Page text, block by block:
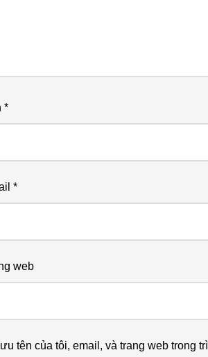
*
*
web
tên của tôi, email, và trang web trong